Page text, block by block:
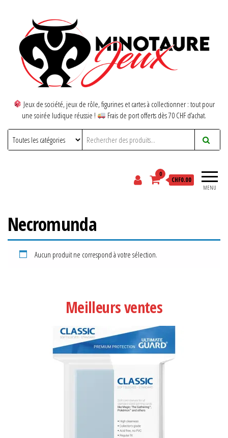
Jeux de société, jeux de rôle, figurines et cartes à collectionner : tout pour
une soirée ludique réussie !
Frais de port offerts dès 70 CHF d’achat.
MENU
0
CHF0.00
Necromunda
Aucun produit ne correspond à votre sélection.
Meilleurs ventes